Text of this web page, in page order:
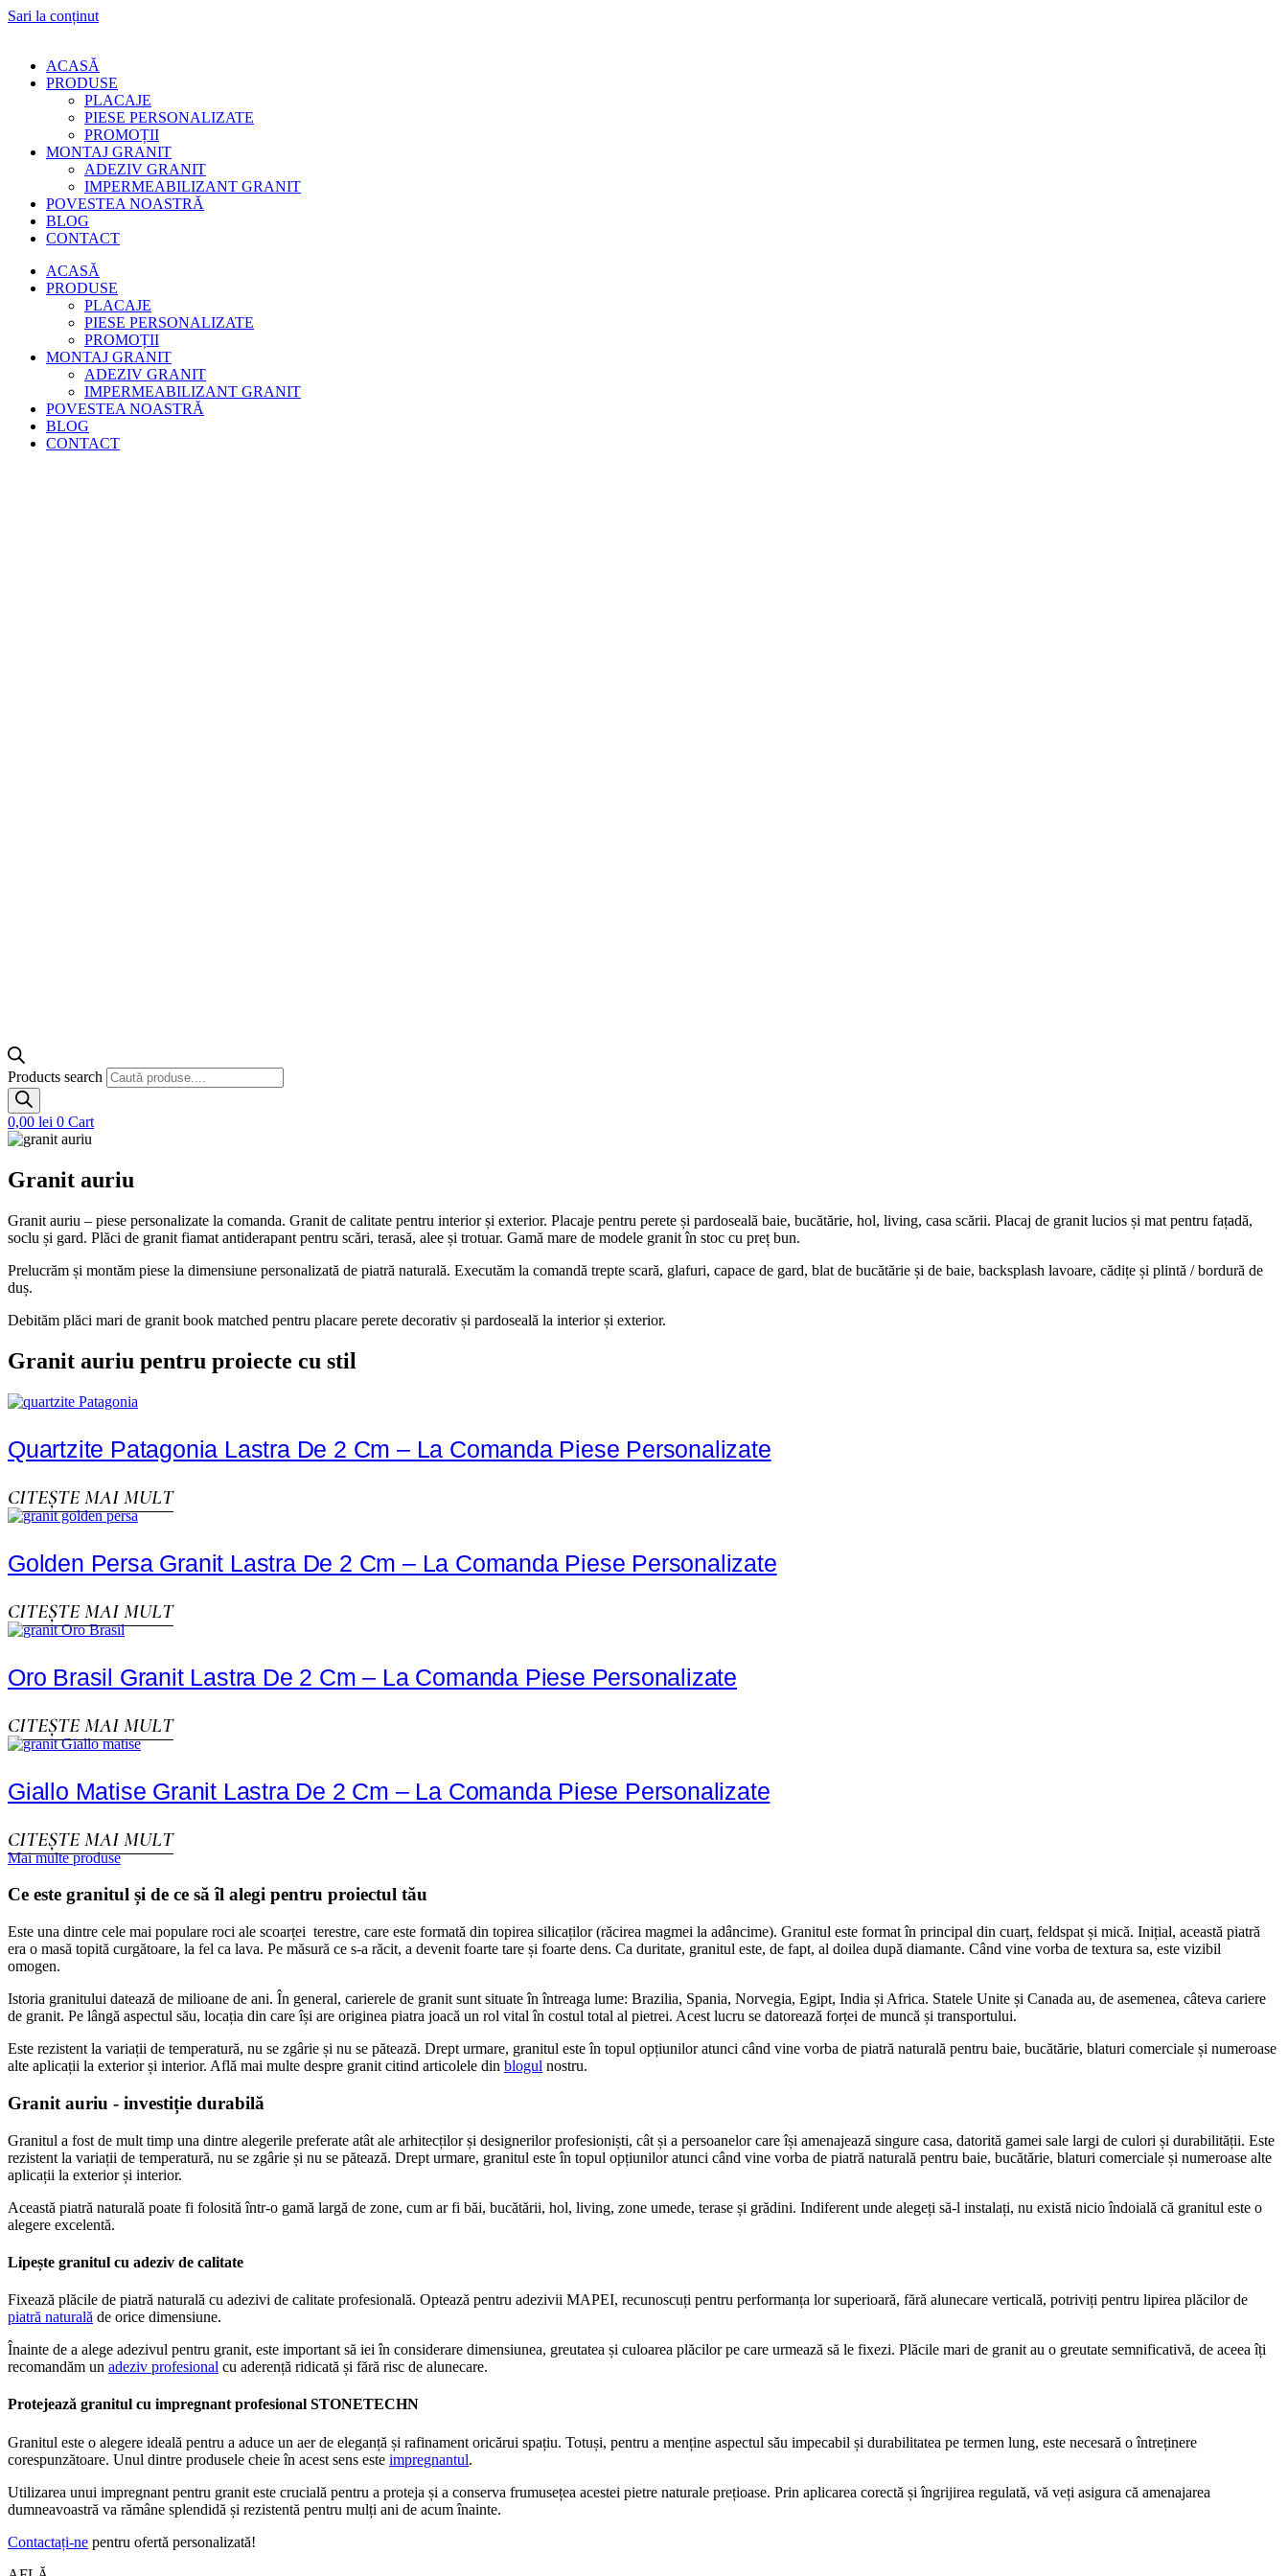
Sari la conținut
ACASĂ
PRODUSE
PLACAJE
PIESE PERSONALIZATE
PROMOȚII
MONTAJ GRANIT
ADEZIV GRANIT
IMPERMEABILIZANT GRANIT
POVESTEA NOASTRĂ
BLOG
CONTACT
ACASĂ
PRODUSE
PLACAJE
PIESE PERSONALIZATE
PROMOȚII
MONTAJ GRANIT
ADEZIV GRANIT
IMPERMEABILIZANT GRANIT
POVESTEA NOASTRĂ
BLOG
CONTACT
Products search
0,00 lei 0 Cart
Granit auriu
Granit auriu – piese personalizate la comanda. Granit de calitate pentru interior și exterior. Placaje pentru perete și pardoseală baie, bucătărie, hol, living, casa scării. Placaj de granit lucios și mat pentru fațadă,
soclu și gard. Plăci de granit fiamat antiderapant pentru scări, terasă, alee și trotuar. Gamă mare de modele granit în stoc cu preț bun.
Prelucrăm și montăm piese la dimensiune personalizată de piatră naturală. Executăm la comandă trepte scară, glafuri, capace de gard, blat de bucătărie și de baie, backsplash lavoare, cădițe și plintă / bordură de
duș.
Debităm plăci mari de granit book matched pentru placare perete decorativ și pardoseală la interior și exterior.
Granit auriu pentru proiecte cu stil
Quartzite Patagonia Lastra De 2 Cm – La Comanda Piese Personalizate
CITEȘTE MAI MULT
Golden Persa Granit Lastra De 2 Cm – La Comanda Piese Personalizate
CITEȘTE MAI MULT
Oro Brasil Granit Lastra De 2 Cm – La Comanda Piese Personalizate
CITEȘTE MAI MULT
Giallo Matise Granit Lastra De 2 Cm – La Comanda Piese Personalizate
CITEȘTE MAI MULT
Mai multe produse
Ce este granitul și de ce să îl alegi pentru proiectul tău
Este una dintre cele mai populare roci ale scoarței terestre, care este formată din topirea silicaților (răcirea magmei la adâncime). Granitul este format în principal din cuarț, feldspat și mică. Inițial, această piatră
era o masă topită curgătoare, la fel ca lava. Pe măsură ce s-a răcit, a devenit foarte tare și foarte dens. Ca duritate, granitul este, de fapt, al doilea după diamante. Când vine vorba de textura sa, este vizibil
omogen.
Istoria granitului datează de milioane de ani. În general, carierele de granit sunt situate în întreaga lume: Brazilia, Spania, Norvegia, Egipt, India și Africa. Statele Unite și Canada au, de asemenea, câteva cariere
de granit. Pe lângă aspectul său, locația din care își are originea piatra joacă un rol vital în costul total al pietrei. Acest lucru se datorează forței de muncă și transportului.
Este rezistent la variații de temperatură, nu se zgârie și nu se pătează. Drept urmare, granitul este în topul opțiunilor atunci când vine vorba de piatră naturală pentru baie, bucătărie, blaturi comerciale și numeroase
alte aplicații la exterior și interior. Află mai multe despre granit citind articolele din blogul nostru.
Granit auriu - investiție durabilă
Granitul a fost de mult timp una dintre alegerile preferate atât ale arhitecților și designerilor profesioniști, cât și a persoanelor care își amenajează singure casa, datorită gamei sale largi de culori și durabilității. Este
rezistent la variații de temperatură, nu se zgârie și nu se pătează. Drept urmare, granitul este în topul opțiunilor atunci când vine vorba de piatră naturală pentru baie, bucătărie, blaturi comerciale și numeroase alte
aplicații la exterior și interior.
Această piatră naturală poate fi folosită într-o gamă largă de zone, cum ar fi băi, bucătării, hol, living, zone umede, terase și grădini. Indiferent unde alegeți să-l instalați, nu există nicio îndoială că granitul este o
alegere excelentă.
Lipește granitul cu adeziv de calitate
Fixează plăcile de piatră naturală cu adezivi de calitate profesională. Optează pentru adezivii MAPEI, recunoscuți pentru performanța lor superioară, fără alunecare verticală, potriviți pentru lipirea plăcilor de
piatră naturală de orice dimensiune.
Înainte de a alege adezivul pentru granit, este important să iei în considerare dimensiunea, greutatea și culoarea plăcilor pe care urmează să le fixezi. Plăcile mari de granit au o greutate semnificativă, de aceea îți
recomandăm un adeziv profesional cu aderență ridicată și fără risc de alunecare.
Protejează granitul cu impregnant profesional STONETECHN
Granitul este o alegere ideală pentru a aduce un aer de eleganță și rafinament oricărui spațiu. Totuși, pentru a menține aspectul său impecabil și durabilitatea pe termen lung, este necesară o întreținere
corespunzătoare. Unul dintre produsele cheie în acest sens este impregnantul.
Utilizarea unui impregnant pentru granit este crucială pentru a proteja și a conserva frumusețea acestei pietre naturale prețioase. Prin aplicarea corectă și îngrijirea regulată, vă veți asigura că amenajarea
dumneavoastră va rămâne splendidă și rezistentă pentru mulți ani de acum înainte.
Contactați-ne pentru ofertă personalizată!